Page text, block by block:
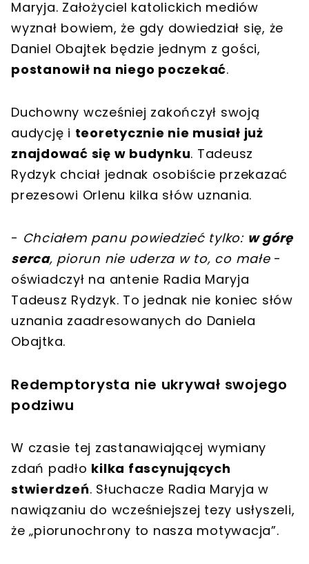
Maryja. Założyciel katolickich mediów
wyznał bowiem, że gdy dowiedział się, że
Daniel Obajtek będzie jednym z gości,
postanowił na niego poczekać.
Duchowny wcześniej zakończył swoją
audycję i teoretycznie nie musiał już
znajdować się w budynku. Tadeusz
Rydzyk chciał jednak osobiście przekazać
prezesowi Orlenu kilka słów uznania.
- Chciałem panu powiedzieć tylko: w górę
serca, piorun nie uderza w to, co małe-
oświadczył na antenie Radia Maryja
Tadeusz Rydzyk. To jednak nie koniec słów
uznania zaadresowanych do Daniela
Obajtka.
Redemptorysta nie ukrywał swojego
podziwu
W czasie tej zastanawiającej wymiany
zdań padło kilka fascynujących
stwierdzeń. Słuchacze Radia Maryja w
nawiązaniu do wcześniejszej tezy usłyszeli,
że „piorunochrony to nasza motywacja”.